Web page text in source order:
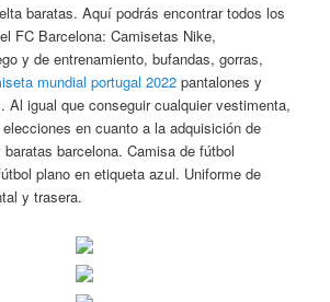
baratas. Aquí podrás encontrar todos los
FC Barcelona: Camisetas Nike,
y de entrenamiento, bufandas, gorras,
mundial portugal 2022 pantalones y
Al igual que conseguir cualquier vestimenta,
en cuanto a la adquisición de
barcelona. Camisa de fútbol
plano en etiqueta azul. Uniforme de
y trasera.